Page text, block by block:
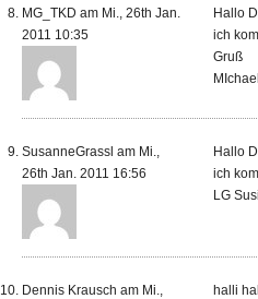
MG_TKD am Mi., 26th Jan.
2011 10:35
Hallo
ich
Gruß
MIchael
SusanneGrassl am Mi.,
26th Jan. 2011 16:56
Hallo
ich
LG Susi
Dennis Krausch am Mi.,
halli